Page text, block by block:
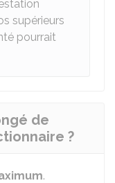
supérieurs
pourrait
de
?
.